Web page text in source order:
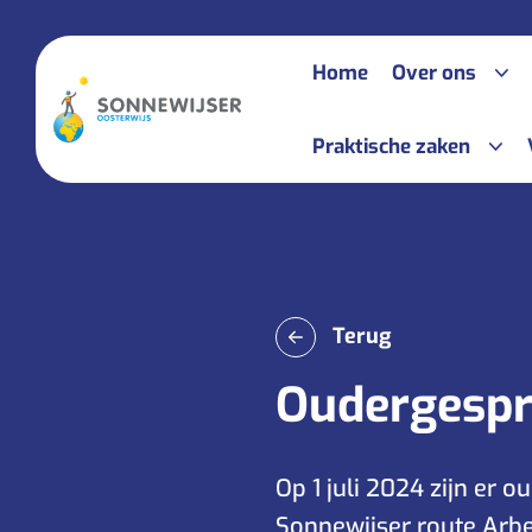
Home Over ons
Het
Praktische zaken
Ziek melden
Plaatsingsruimte
Terug
Op 1 juli 2024 zijn er